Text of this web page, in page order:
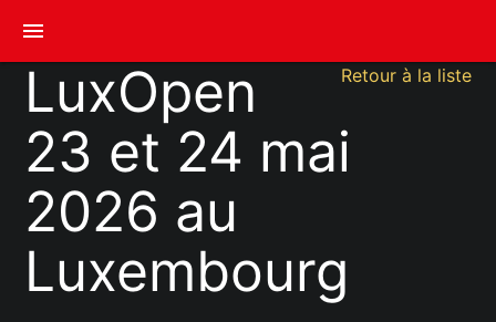
menu
Retour à la liste
LuxOpen
23 et 24 mai
2026 au
Luxembourg